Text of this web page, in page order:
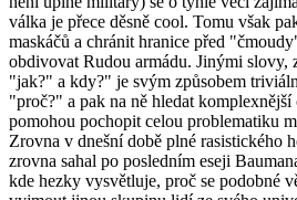
válka je přece děsně cool. Tomu však
maskáčů a chránit hranice před
obdivovat Rudou armádu. Jinými slovy,
"jak?" a kdy?" je svým způsobem
"proč?" a pak na ně hledat
pomohou pochopit celou problematiku
Zrovna v dnešní době plné rasistického
zrovna sahal po posledním eseji
kde hezky vysvětluje, proč se podobné